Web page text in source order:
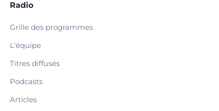
Radio
Grille des programmes
L'équipe
Titres diffusés
Podcasts
Articles